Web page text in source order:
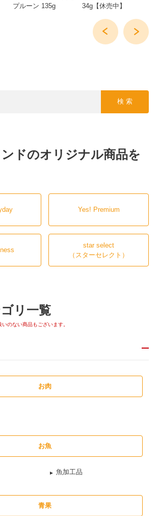
プルーン 135g
34g【休売中】
検 索
ドのオリジナル商品を
Yes! Premium
star select
（スターセレクト）
リ一覧
のない商品もございます。
お肉
お魚
魚加工品
青果